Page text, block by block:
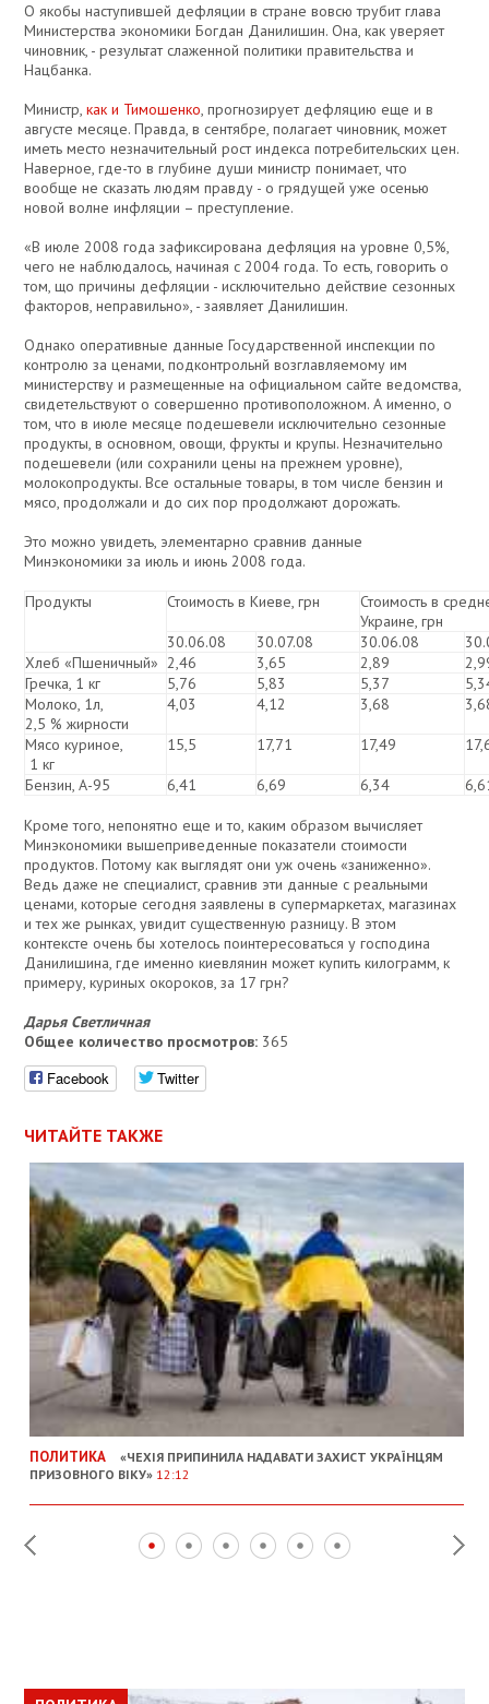
О якобы наступившей дефляции в стране вовсю трубит глава
Министерства экономики Богдан Данилишин. Она, как уверяет
чиновник, - результат слаженной политики правительства и
Нацбанка.
Министр,как и Тимошенко, прогнозирует дефляцию еще и в
августе месяце. Правда, в сентябре, полагает чиновник, может
иметь место незначительный рост индекса потребительских цен.
Наверное, где-то в глубине души министр понимает, что
вообще не сказать людям правду - о грядущей уже осенью
новой волне инфляции – преступление.
«В июле 2008 года зафиксирована дефляция на уровне 0,5%,
чего не наблюдалось, начиная с 2004 года. То есть, говорить о
том, що причины дефляции - исключительно действие сезонных
факторов, неправильно», - заявляет Данилишин.
Однако оперативные данные Государственной инспекции по
контролю за ценами, подконтрольнй возглавляемому им
министерству и размещенные на официальном сайте ведомства,
свидетельствуют о совершенно противоположном. А именно, о
том, что в июле месяце подешевели исключительно сезонные
продукты, в основном, овощи, фрукты и крупы. Незначительно
подешевели (или сохранили цены на прежнем уровне),
молокопродукты. Все остальные товары, в том числе бензин и
мясо, продолжали и до сих пор продолжают дорожать.
Это можно увидеть, элементарно сравнив данные
Минэкономики за июль и июнь 2008 года.
Продукты Стоимость в Киеве, грн
Стоимость в
Украине, грн
30.06.08
30.07.08 30.06.08
Хлеб «Пшеничный» 2,46 3,65 2,89
Гречка, 1 кг
5,76 5,83 5,37
Молоко, 1л,
2,5 % жирности
4,03 4,12 3,68
Мясо куриное,
1 кг
15,5 17,71 17,49
Бензин, А-95 6,41 6,69 6,34
Кроме того, непонятно еще и то, каким образом вычисляет
Минэкономики вышеприведенные показатели стоимости
продуктов. Потому как выглядят они уж очень «заниженно».
Ведь даже не специалист, сравнив эти данные с реальными
ценами, которые сегодня заявлены в супермаркетах, магазинах
и тех же рынках, увидит существенную разницу. В этом
контексте очень бы хотелось поинтересоваться у господина
Данилишина, где именно киевлянин может купить килограмм, к
примеру, куриных окороков, за 17 грн?
Дарья Светличная
Общее количество просмотров: 365
Facebook Twitter
ЧИТАЙТЕ ТАКЖЕ
ПОЛИТИКА
«ЧЕХІЯ ПРИПИНИЛА НАДАВАТИ ЗАХИСТ УКРАЇНЦЯМ
ПРИЗОВНОГО ВІКУ» 12:12